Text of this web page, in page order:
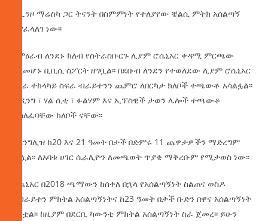
ከኢንዞ ማሬስካ ጋር ትናንት በስምምነት የተለያየው ቼልሲ ምትክ አሰልጣኝ
እያፈላለገ ነው፡፡
የምዕራብ ለንደኑ ክለብ የስትራስቡርጉ ሊያም ሮሴኒአር ቀዳሚ ምርጫው
ስለመሆኑ ቢቢሲ ስፖርት ዘግቧል፡፡ በደቡብ ለንደን የተወለደው ሊያም ሮሴኒአር
በግራ ተከላካይ ስፍራ ብራይተንን ጨምሮ ለበርካታ ክለቦች ተጫውቶ አሳልፏል፡፡
ሬዲንግ ፣ ሃል ሲቲ ፣ ፉልሃም እና ኢፕስዊች ታወን ሌሎች ተጫውቶ
ያሳለፈባቸው ክለቦች ናቸው፡፡
ለእንግሊዝ ከ20 እና 21 ዓመት በታች በድምሩ 11 ጨዋታዎችን ማድረግም
ችሏል፡፡ ለአባቱ ሀገር ሴራሊዮን ለመጫወት ጥያቄ ማቅረቡም የሚታወስ ነው፡፡
ሮሴኒአር በ2018 ጫማውን ከሰቀለ በኋላ የአሰልጣኝነት ስልጠና ወስዶ
በብራይተን ምክትል አሰልጣኝነትና ከ23 ዓመት በታች ቡድን በዋና አሰልጣኝነት
ሰርቷል፡፡ ከዚያም በደርቢ ካውንቲ ምክትል አሰልጣኝነት ስራ ጀመረ፡፡ ይሁን